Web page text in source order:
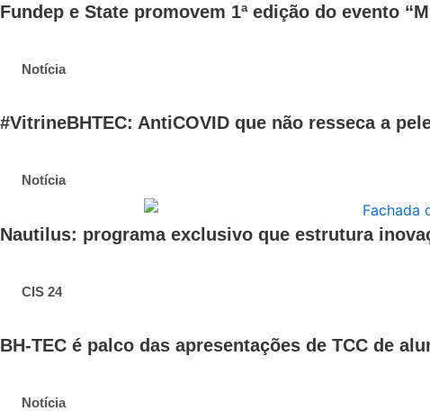
Fundep e State promovem 1ª edição do evento
Notícia
#VitrineBHTEC: AntiCOVID que não resseca a
Notícia
Nautilus: programa exclusivo que estrutura
CIS 24
BH-TEC é palco das apresentações de TCC de
Notícia